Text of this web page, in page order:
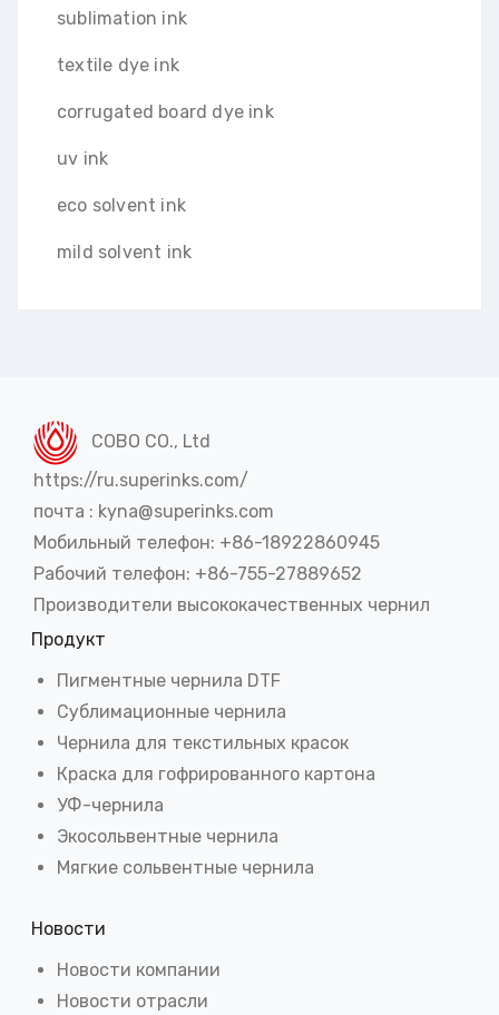
sublimation ink
textile dye ink
corrugated board dye ink
uv ink
eco solvent ink
mild solvent ink
COBO CO., Ltd
https://ru.superinks.com/
почта : kyna@superinks.com
Мобильный телефон: +86-18922860945
Рабочий телефон: +86-755-27889652
Производители высококачественных чернил
Продукт
Пигментные чернила DTF
Сублимационные чернила
Чернила для текстильных красок
Краска для гофрированного картона
УФ-чернила
Экосольвентные чернила
Мягкие сольвентные чернила
Новости
Новости компании
Новости отрасли